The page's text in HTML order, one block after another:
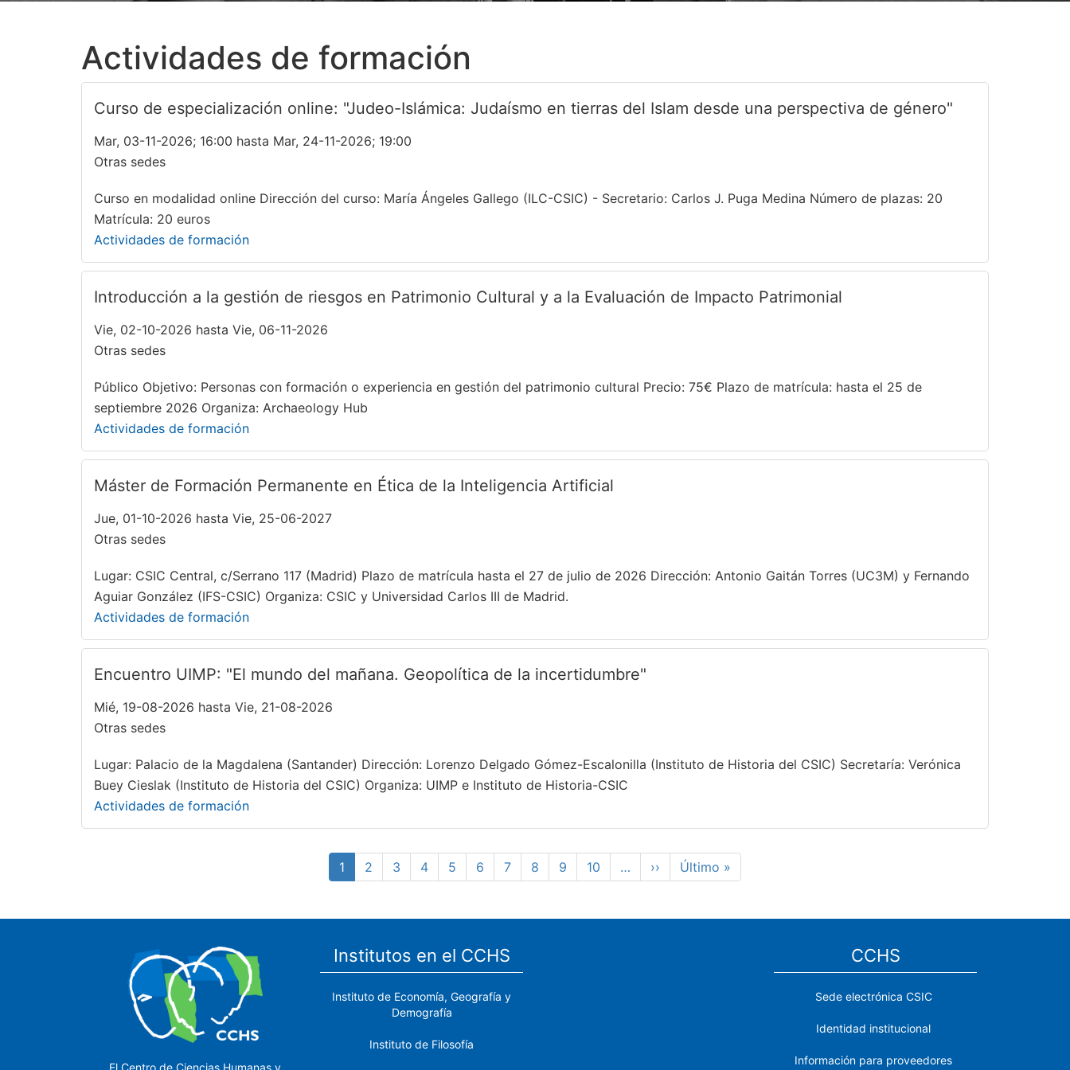
Actividades de formación
Curso de especialización online: "Judeo-Islámica: Judaísmo en tierras del Islam desde una perspectiva de género"
Mar, 03-11-2026; 16:00 hasta Mar, 24-11-2026; 19:00
Otras sedes
Curso en modalidad online Dirección del curso: María Ángeles Gallego (ILC-CSIC) - Secretario: Carlos J. Puga Medina Número de plazas: 20
Matrícula: 20 euros
Actividades de formación
Introducción a la gestión de riesgos en Patrimonio Cultural y a la Evaluación de Impacto Patrimonial
Vie, 02-10-2026 hasta Vie, 06-11-2026
Otras sedes
Público Objetivo: Personas con formación o experiencia en gestión del patrimonio cultural Precio: 75€ Plazo de matrícula: hasta el 25 de
septiembre 2026 Organiza: Archaeology Hub
Actividades de formación
Máster de Formación Permanente en Ética de la Inteligencia Artificial
Jue, 01-10-2026 hasta Vie, 25-06-2027
Otras sedes
Lugar: CSIC Central, c/Serrano 117 (Madrid) Plazo de matrícula hasta el 27 de julio de 2026 Dirección: Antonio Gaitán Torres (UC3M) y Fernando
Aguiar González (IFS-CSIC) Organiza: CSIC y Universidad Carlos III de Madrid.
Actividades de formación
Encuentro UIMP: "El mundo del mañana. Geopolítica de la incertidumbre"
Mié, 19-08-2026 hasta Vie, 21-08-2026
Otras sedes
Lugar: Palacio de la Magdalena (Santander) Dirección: Lorenzo Delgado Gómez-Escalonilla (Instituto de Historia del CSIC) Secretaría: Verónica
Buey Cieslak (Instituto de Historia del CSIC) Organiza: UIMP e Instituto de Historia-CSIC
Actividades de formación
Página
actual
1 Page
2 Page
3 Page
4 Page
5 Page
6 Page
7 Page
8 Page
9 Page
10 …
Siguiente
página
››
Última
página
Último »
El Centro de Ciencias Humanas y
Institutos en el CCHS
Instituto de Economía, Geografía y
Demografía
Instituto de Filosofía
CCHS
Sede electrónica CSIC
Identidad institucional
Información para proveedores